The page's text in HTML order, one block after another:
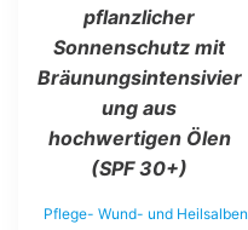
pflanzlicher
Sonnenschutz mit
Bräunungsintensivier
ung aus
hochwertigen Ölen
(SPF 30+)
Pflege- Wund- und Heilsalben